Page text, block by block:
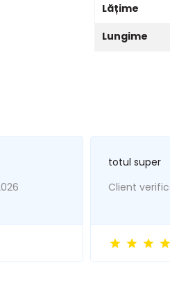
Lățime
Lungime
totul super
Client